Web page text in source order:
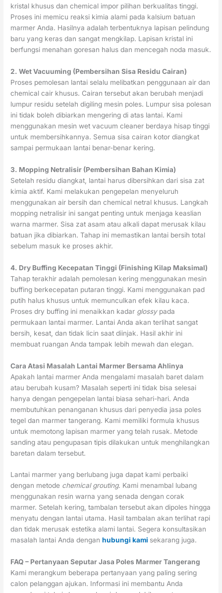
kristal khusus dan chemical impor pilihan berkualitas tinggi.
Proses ini memicu reaksi kimia alami pada kalsium batuan
marmer Anda. Hasilnya adalah terbentuknya lapisan pelindung
baru yang keras dan sangat mengkilap. Lapisan kristal ini
berfungsi menahan goresan halus dan mencegah noda masuk.
2. Wet Vacuuming (Pembersihan Sisa Residu Cairan)
Proses pemolesan lantai selalu melibatkan penggunaan air dan
chemical cair khusus. Cairan tersebut akan berubah menjadi
lumpur residu setelah digiling mesin poles. Lumpur sisa polesan
ini tidak boleh dibiarkan mengering di atas lantai. Kami
menggunakan mesin wet vacuum cleaner berdaya hisap tinggi
untuk membersihkannya. Semua sisa cairan kotor diangkat
sampai permukaan lantai benar-benar kering.
3. Mopping Netralisir (Pembersihan Bahan Kimia)
Setelah residu diangkat, lantai harus dibersihkan dari sisa zat
kimia aktif. Kami melakukan pengepelan menyeluruh
menggunakan air bersih dan chemical netral khusus. Langkah
mopping netralisir ini sangat penting untuk menjaga keaslian
warna marmer. Sisa zat asam atau alkali dapat merusak kilau
batuan jika dibiarkan. Tahap ini memastikan lantai bersih total
sebelum masuk ke proses akhir.
4. Dry Buffing Kecepatan Tinggi (Finishing Kilap Maksimal)
Tahap terakhir adalah pemolesan kering menggunakan mesin
buffing berkecepatan putaran tinggi. Kami menggunakan pad
putih halus khusus untuk memunculkan efek kilau kaca.
Proses dry buffing ini menaikkan kadar glossypada
permukaan lantai marmer. Lantai Anda akan terlihat sangat
bersih, kesat, dan tidak licin saat diinjak. Hasil akhir ini
membuat ruangan Anda tampak lebih mewah dan elegan.
Cara Atasi Masalah Lantai Marmer Bersama Ahlinya
Apakah lantai marmer Anda mengalami masalah baret dalam
atau berubah kusam? Masalah seperti ini tidak bisa selesai
hanya dengan pengepelan lantai biasa sehari-hari. Anda
membutuhkan penanganan khusus dari penyedia jasa poles
tegel dan marmer tangerang. Kami memiliki formula khusus
untuk memotong lapisan marmer yang telah rusak. Metode
sanding atau pengupasan tipis dilakukan untuk menghilangkan
baretan dalam tersebut.
Lantai marmer yang berlubang juga dapat kami perbaiki
dengan metode chemical grouting. Kami menambal lubang
menggunakan resin warna yang senada dengan corak
marmer. Setelah kering, tambalan tersebut akan dipoles hingga
menyatu dengan lantai utama. Hasil tambalan akan terlihat rapi
dan tidak merusak estetika alami lantai. Segera konsultasikan
masalah lantai Anda denganhubungi kami sekarang juga.
FAQ – Pertanyaan Seputar Jasa Poles Marmer Tangerang
Kami merangkum beberapa pertanyaan yang paling sering
calon pelanggan ajukan. Informasi ini membantu Anda